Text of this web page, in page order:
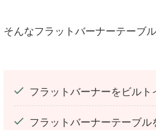
そんなフラットバーナーテーブ
フラットバーナーをビルト
フラットバーナーテーブル